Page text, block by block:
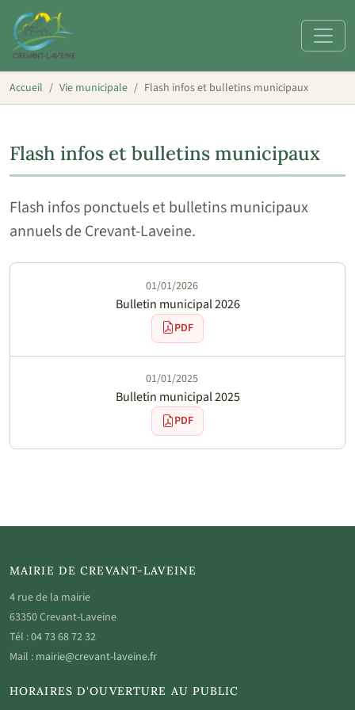
Accueil Vie municipale Flash infos et bulletins municipaux
Flash infos et bulletins municipaux
Flash infos ponctuels et bulletins municipaux
annuels de Crevant-Laveine.
01/01/2026
Bulletin municipal 2026
PDF
01/01/2025
Bulletin municipal 2025
PDF
MAIRIE DE CREVANT-LAVEINE
4 rue de la mairie
63350 Crevant-Laveine
Tél :04 73 68 72 32
Mail : mairie@crevant-laveine.fr
HORAIRES D'OUVERTURE AU PUBLIC